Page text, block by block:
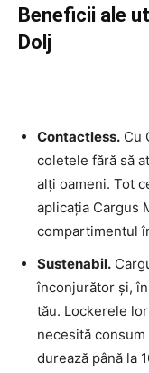
Beneficii ale
Dolj
Contactless. Cu
coletele fără să
alți oameni. Tot
aplicația Cargus
compartimentul
Sustenabil.
înconjurător și,
tău. Lockerele
necesită
durează până la